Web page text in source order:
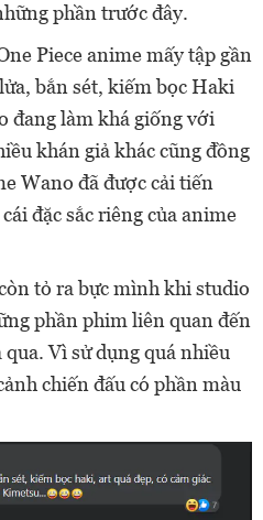
phần trước đây.
Piece anime mấy tập gần
bắn sét, kiếm bọc Haki
đang làm khá giống với
khán giả khác cũng đồng
Wano đã được cải tiến
đặc sắc riêng của anime
tỏ ra bực mình khi studio
phần phim liên quan đến
Vì sử dụng quá nhiều
chiến đấu có phần màu